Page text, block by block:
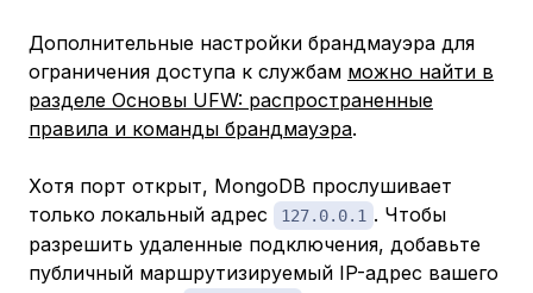
Дополнительные настройки брандмауэра для
ограничения доступа к службам можно найти в
разделе Основы UFW: распространенные
правила и команды брандмауэра.
Хотя порт открыт, MongoDB прослушивает
только локальный адрес
127.0.0.1 . Чтобы
разрешить удаленные подключения, добавьте
публичный маршрутизируемый IP-адрес вашего